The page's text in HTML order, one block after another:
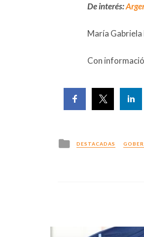
De interés:
María
Con
Posted
in
DESTACADAS